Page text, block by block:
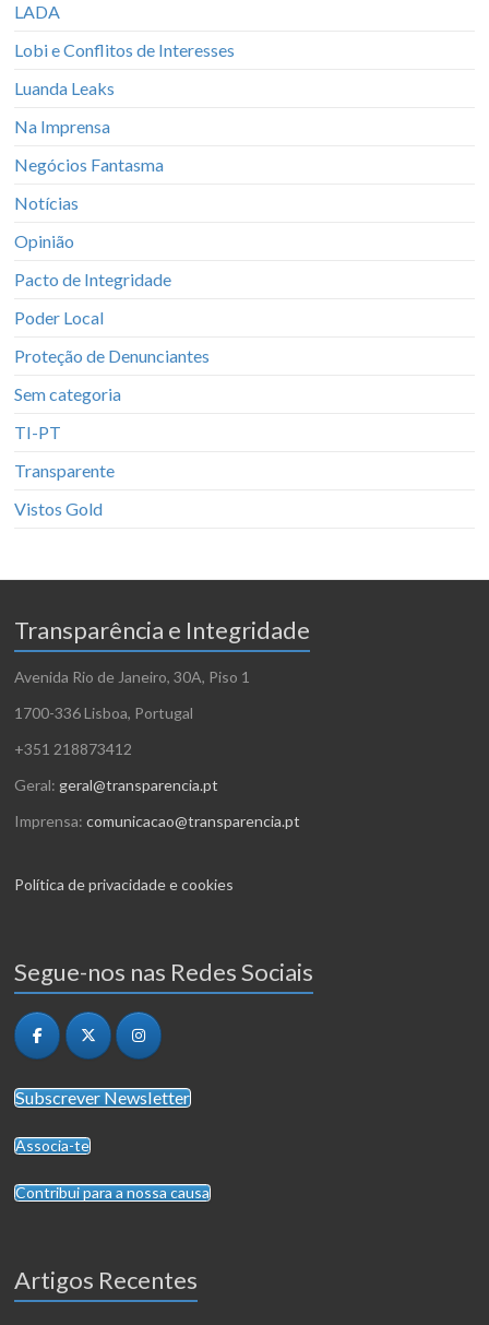
LADA
Lobi e Conflitos de Interesses
Luanda Leaks
Na Imprensa
Negócios Fantasma
Notícias
Opinião
Pacto de Integridade
Poder Local
Proteção de Denunciantes
Sem categoria
TI-PT
Transparente
Vistos Gold
Transparência e Integridade
Avenida Rio de Janeiro, 30A, Piso 1
1700-336 Lisboa, Portugal
+351 218873412
Geral: geral@transparencia.pt
Imprensa:comunicacao@transparencia.pt
Política de privacidade e cookies
Segue-nos nas Redes Sociais
Subscrever Newsletter
Associa-te
Contribui para a nossa causa
Artigos Recentes